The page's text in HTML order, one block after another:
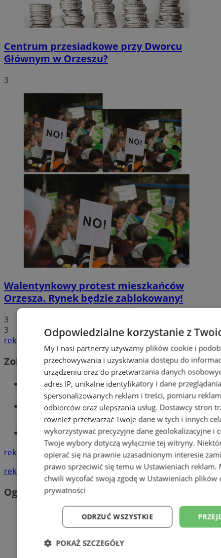
Centrum przesiadkowe przy Dworcu
Głównym w Orzeszu?
3
Walentynkowy protest mieszkańców
Orzesza. Rynek będzie zablokowany!
3
3
reklama
Zobacz również
Wiadomości kryminalne w Orzeszu
Wiadomości lokalne
Tworzenie stron www - Orzesze
reklama
reklama
Ogłoszenia
Odpowiedzialne korzystanie z
My i nasi partnerzy używamy plików cookie i
przechowywania i uzyskiwania dostępu do
urządzeniu oraz do przetwarzania danych
adres IP, unikalne identyfikatory i dane
spersonalizowanych reklam i treści, pomiaru
odbiorców oraz ulepszania usług. Dostawcy stron
również przetwarzać Twoje dane w tych i innych
wykorzystywać precyzyjne dane geolokalizacyjne i
Twoje wybory dotyczą wyłącznie tej witryny.
opierać się na prawnie uzasadnionym interesie
prawo sprzeciwić się temu w Ustawieniach reklam.
chwili wycofać swoją zgodę w Ustawieniach plików
prywatności
ODRZUĆ WSZYSTKIE
POKAŻ SZCZEGÓŁY